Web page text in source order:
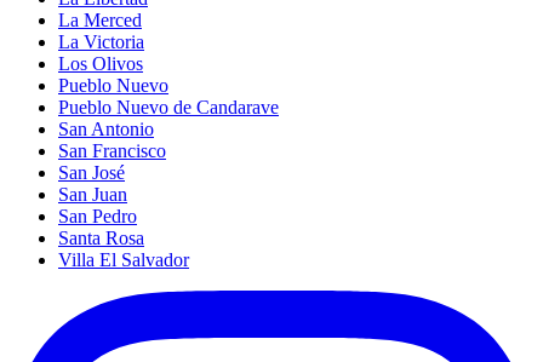
La Merced
La Victoria
Los Olivos
Pueblo Nuevo
Pueblo Nuevo de Candarave
San Antonio
San Francisco
San José
San Juan
San Pedro
Santa Rosa
Villa El Salvador